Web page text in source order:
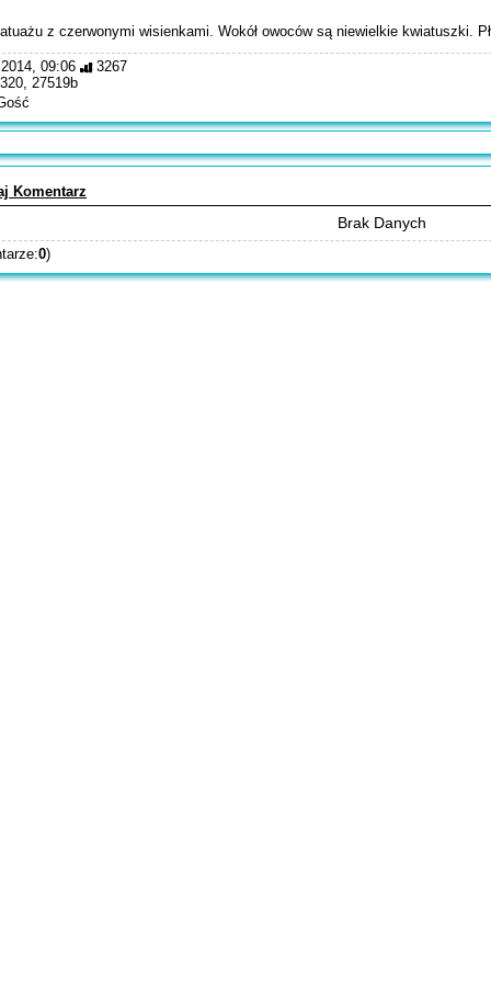
z czerwonymi wisienkami. Wokół owoców są niewielkie kwiatuszki.
09:06
3267
27519b
Komentarz
Brak Danych
0)